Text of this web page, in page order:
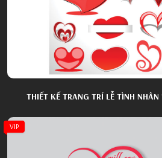
THIẾT KẾ TRANG TRÍ LỄ TÌNH
VIP